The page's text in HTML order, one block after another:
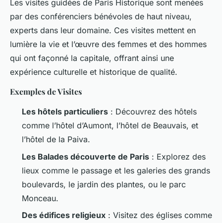
Les visites guidées de Paris Historique sont menées
par des conférenciers bénévoles de haut niveau,
experts dans leur domaine. Ces visites mettent en
lumière la vie et l’œuvre des femmes et des hommes
qui ont façonné la capitale, offrant ainsi une
expérience culturelle et historique de qualité.
Exemples de Visites
Les hôtels particuliers : Découvrez des hôtels
comme l’hôtel d’Aumont, l’hôtel de Beauvais, et
l’hôtel de la Paiva.
Les Balades découverte de Paris : Explorez des
lieux comme le passage et les galeries des grands
boulevards, le jardin des plantes, ou le parc
Monceau.
Des édifices religieux : Visitez des églises comme